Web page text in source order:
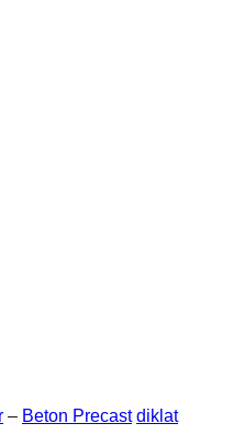
– Beton Precast diklat